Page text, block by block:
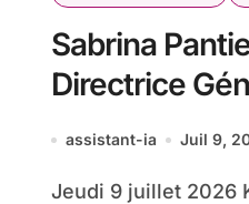
Sabrina
Directrice
France
assistant-ia Juil 9,
Jeudi 9 juillet 2026 Kärcher, leader mondial